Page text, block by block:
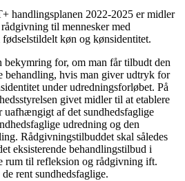
handlingsplanen 2022-2025 er midler
til mennesker med
fødselstildelt køn og kønsidentitet.
bekymring for, om man får tilbudt den
behandling, hvis man giver udtryk for
under udredningsforløbet. På
givet midler til at etablere
uafhængigt af det sundhedsfaglige
udredning og den
Rådgivningstilbuddet skal således
eksisterende behandlingstilbud i
rum til refleksion og rådgivning ift.
rent sundhedsfaglige.